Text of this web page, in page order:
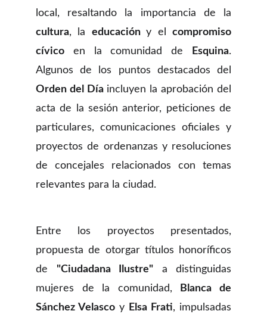
local, resaltando la importancia de la
cultura, la educacióny elcompromiso
cívico en la comunidad de Esquina.
Algunos de los puntos destacados del
Orden del Día incluyen la aprobación del
acta de la sesión anterior, peticiones de
particulares, comunicaciones oficiales y
proyectos de ordenanzas y resoluciones
de concejales relacionados con temas
relevantes para la ciudad.
Entre los proyectos presentados,
propuesta de otorgar títulos honoríficos
de "Ciudadana Ilustre" a distinguidas
mujeres de la comunidad,
Blanca de
Sánchez Velasco y Elsa Frati, impulsadas